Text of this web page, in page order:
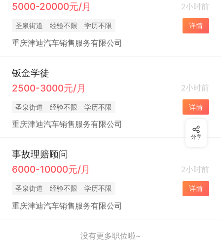
5000-20000元/月
2小时前
圣泉街道 经验不限 学历不限 详情
重庆津迪汽车销售服务有限公司
钣金学徒
2500-3000元/月
2小时前
圣泉街道 经验不限 学历不限 详情
重庆津迪汽车销售服务有限公司
事故理赔顾问
6000-10000元/月
2小时前
圣泉街道 经验不限 学历不限 详情
重庆津迪汽车销售服务有限公司
没有更多职位啦~
分享